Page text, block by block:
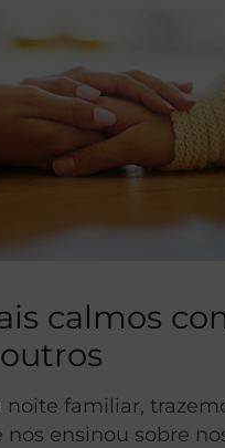
calmos
noite familiar,
ensinou sobre